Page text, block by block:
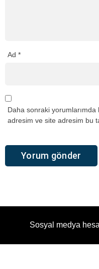
Ad *
Daha sonraki yorumlarımda
adresim ve site adresim bu
Sosyal medya